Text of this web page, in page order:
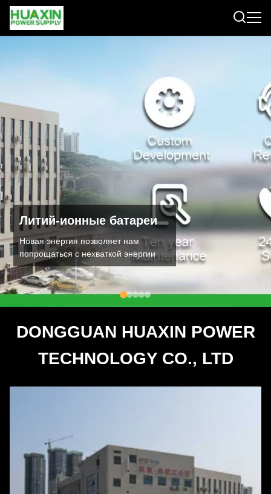
Литий-ионные батареи
Новая энергия позволяет нам
попрощаться с нехваткой энергии
DONGGUAN HUAXIN POWER
TECHNOLOGY CO., LTD